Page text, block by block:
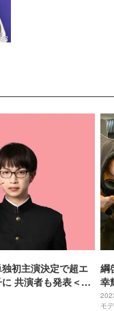
初主演決定で超エ
共演者も発表＜恋
綱
幸
ア
モ